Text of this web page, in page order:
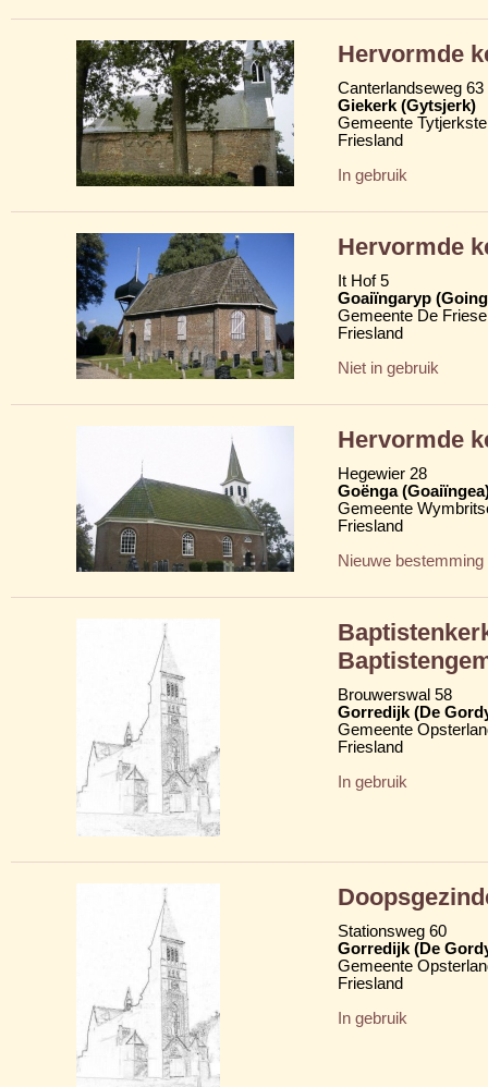
Hervormde
Canterlandseweg 63
Giekerk (Gytsjerk)
Gemeente
Friesland
In gebruik
Hervormde
It Hof 5
Goaiïngaryp
Gemeente De
Friesland
Niet in gebruik
Hervormde
Hegewier 28
Goënga
Gemeente
Friesland
Nieuwe bestemming
Brouwerswal 58
Gorredijk (De
Gemeente
Friesland
In gebruik
Stationsweg 60
Gorredijk (De
Gemeente
Friesland
In gebruik